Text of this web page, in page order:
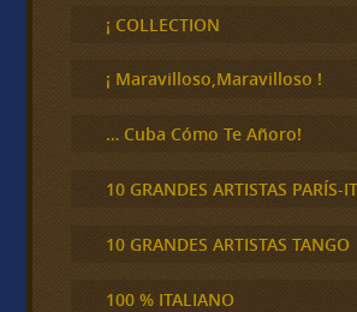
c
a
¡ COLLECTION
¡ Maravilloso,Maravilloso !
… Cuba Cómo Te Añoro!
10 GRANDES ARTISTAS PARÍS-
10 GRANDES ARTISTAS TANGO
100 % ITALIANO